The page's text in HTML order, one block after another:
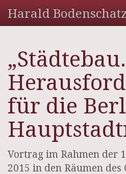
Harald Bodenschatz
„Städtebau.
für die
Vortrag im Rahmen der
2015 in den Räumen